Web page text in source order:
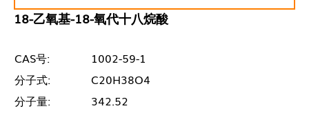
18-乙氧基-18-氧代十八烷酸
CAS号:
1002-59-1
分子式:
C20H38O4
分子量:
342.52